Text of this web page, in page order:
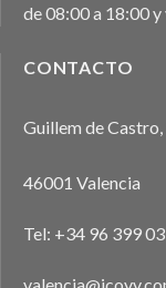
de 08:00 a 18:00
CONTACTO
Guillem de Castro,
46001 Valencia
Tel: +34 96 399